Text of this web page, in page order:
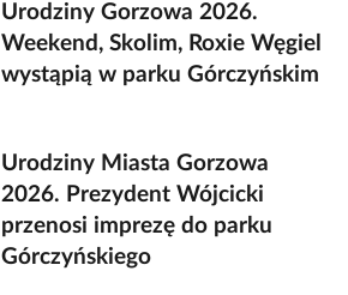
Urodziny Gorzowa 2026.
Weekend, Skolim, Roxie Węgiel
wystąpią w parku Górczyńskim
Urodziny Miasta Gorzowa
2026. Prezydent Wójcicki
przenosi imprezę do parku
Górczyńskiego